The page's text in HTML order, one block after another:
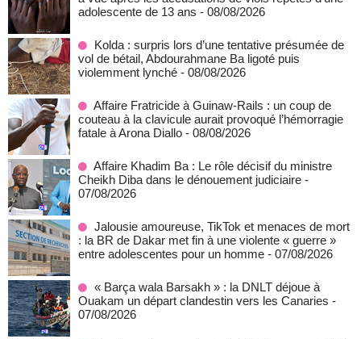
adolescente de 13 ans - 08/08/2026
Kolda : surpris lors d’une tentative présumée de
vol de bétail, Abdourahmane Ba ligoté puis
violemment lynché - 08/08/2026
Affaire Fratricide à Guinaw-Rails : un coup de
couteau à la clavicule aurait provoqué l’hémorragie
fatale à Arona Diallo - 08/08/2026
Affaire Khadim Ba : Le rôle décisif du ministre
Cheikh Diba dans le dénouement judiciaire -
07/08/2026
Jalousie amoureuse, TikTok et menaces de mort
: la BR de Dakar met fin à une violente « guerre »
entre adolescentes pour un homme - 07/08/2026
« Barça wala Barsakh » : la DNLT déjoue à
Ouakam un départ clandestin vers les Canaries -
07/08/2026